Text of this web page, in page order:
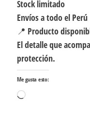
Stock limitado
Envíos a todo el Perú
📍 Producto
El detalle que
protección.
Me gusta esto:
Cargando...